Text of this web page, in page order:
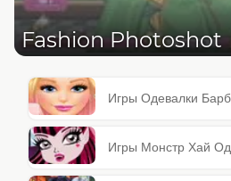
Fashion Photoshot
Игры Одевалки
Игры Монстр Хай